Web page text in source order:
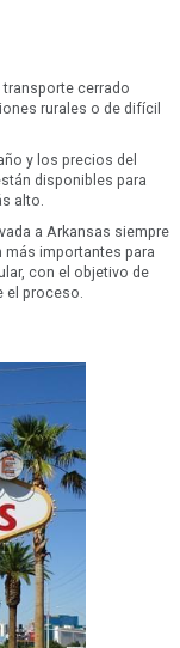
cerrado
rurales o de difícil
y los precios del
disponibles para
alto.
a Arkansas siempre
importantes para
con el objetivo de
el proceso.